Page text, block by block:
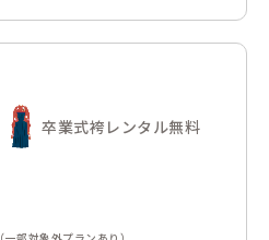
卒業式袴レンタル無料